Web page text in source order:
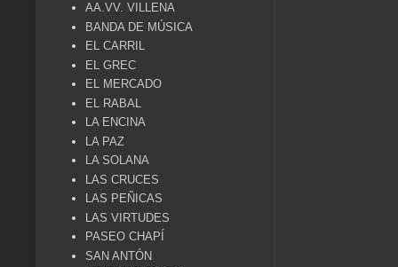
AA.VV. VILLENA
BANDA DE MÚSICA
EL CARRIL
EL GREC
EL MERCADO
EL RABAL
LA ENCINA
LA PAZ
LA SOLANA
LAS CRUCES
LAS PEÑICAS
LAS VIRTUDES
PASEO CHAPÍ
SAN ANTÓN